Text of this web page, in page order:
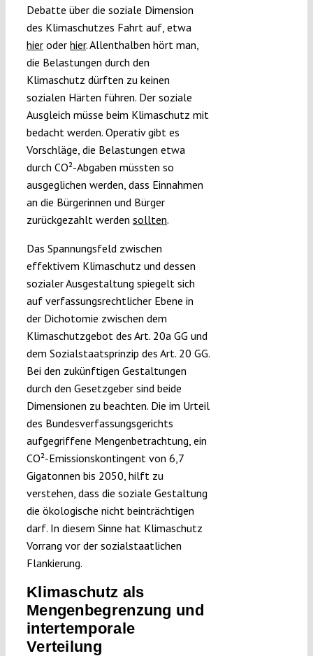
Debatte über die soziale Dimension
des Klimaschutzes Fahrt auf, etwa
hieroder hier. Allenthalben hört man,
die Belastungen durch den
Klimaschutz dürften zu keinen
sozialen Härten führen. Der soziale
Ausgleich müsse beim Klimaschutz mit
bedacht werden. Operativ gibt es
Vorschläge, die Belastungen etwa
durch CO²-Abgaben müssten so
ausgeglichen werden, dass Einnahmen
an die Bürgerinnen und Bürger
zurückgezahlt werden sollten.
Das Spannungsfeld zwischen
effektivem Klimaschutz und dessen
sozialer Ausgestaltung spiegelt sich
auf verfassungsrechtlicher Ebene in
der Dichotomie zwischen dem
Klimaschutzgebot des Art. 20a GG und
dem Sozialstaatsprinzip des Art. 20 GG.
Bei den zukünftigen Gestaltungen
durch den Gesetzgeber sind beide
Dimensionen zu beachten. Die im Urteil
des Bundesverfassungsgerichts
aufgegriffene Mengenbetrachtung, ein
CO²-Emissionskontingent von 6,7
Gigatonnen bis 2050, hilft zu
verstehen, dass die soziale Gestaltung
die ökologische nicht beinträchtigen
darf. In diesem Sinne hat Klimaschutz
Vorrang vor der sozialstaatlichen
Flankierung.
Klimaschutz als
Mengenbegrenzung und
intertemporale
Verteilung